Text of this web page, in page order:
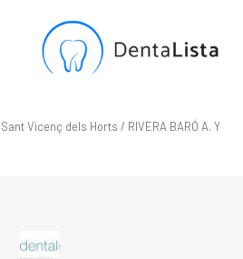
Sant Vicenç dels Horts / RIVERA BARÓ A. Y